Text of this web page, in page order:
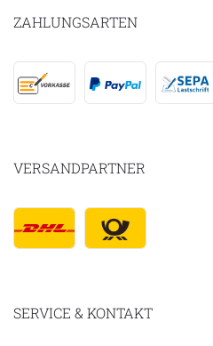
ZAHLUNGSARTEN
VERSANDPARTNER
SERVICE & KONTAKT